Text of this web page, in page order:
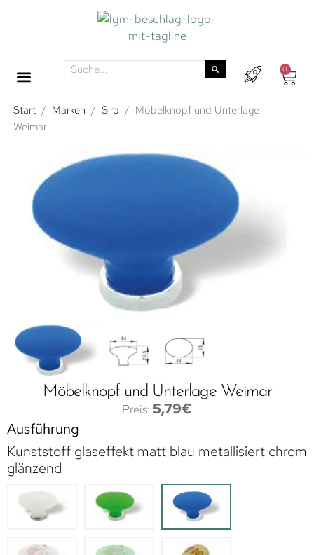
0
Start / Marken / Siro / Möbelknopf und Unterlage
Weimar
Möbelknopf und Unterlage Weimar
5,79€
Ausführung
Kunststoff glaseffekt matt blau metallisiert chrom
glänzend